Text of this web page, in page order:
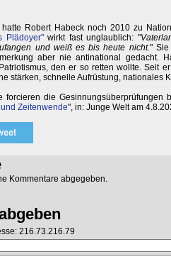
Robert Habeck noch 2010 zu
Plädoyer"wirkt fast unglaublich: "
und weiß es bis heute nicht." Sie
aber nie antinational gedacht.
den er so retten wollte. Seit
stärken, schnelle Aufrüstung, nationales
forcieren die
Zeitenwende", in: Junge Welt am
Kommentare abgegeben.
216.73.216.79